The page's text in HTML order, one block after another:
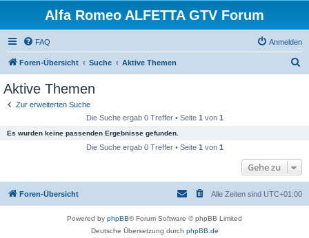
Alfa Romeo ALFETTA GTV Forum
FAQ Anmelden
Foren-Übersicht Suche Aktive Themen
Aktive Themen
Zur erweiterten Suche
Die Suche ergab 0 Treffer • Seite 1 von 1
Es wurden keine passenden Ergebnisse gefunden.
Die Suche ergab 0 Treffer • Seite 1 von 1
Gehe zu
Foren-Übersicht Alle Zeiten sind UTC+01:00
Powered by phpBB® Forum Software © phpBB Limited
Deutsche Übersetzung durch phpBB.de